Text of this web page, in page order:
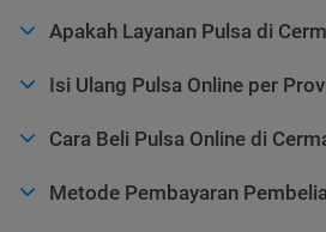
Apakah Layanan Pulsa di
Isi Ulang Pulsa Online per
Cara Beli Pulsa Online di
Metode Pembayaran